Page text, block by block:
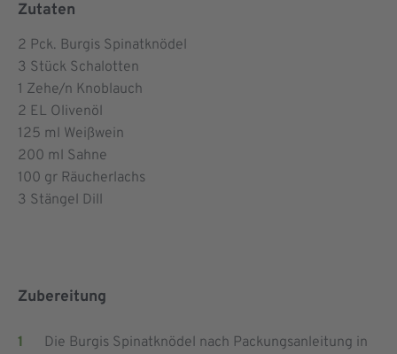
Zutaten
2 Pck. Burgis Spinatknödel
3 Stück Schalotten
1 Zehe/n Knoblauch
2 EL Olivenöl
125 ml Weißwein
200 ml Sahne
100 gr Räucherlachs
3 Stängel Dill
Zubereitung
Die Burgis Spinatknödel nach Packungsanleitung in